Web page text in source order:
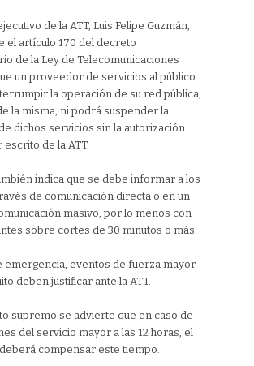
de la ATT, Luis Felipe Guzmán,
el artículo 170 del decreto
de la Ley de Telecomunicaciones
un proveedor de servicios al público
la operación de su red pública,
la misma, ni podrá suspender la
dichos servicios sin la autorización
de la ATT.
indica que se debe informar a los
de comunicación directa o en un
masivo, por lo menos con
sobre cortes de 30 minutos o más.
emergencia, eventos de fuerza mayor
deben justificar ante la ATT.
supremo se advierte que en caso de
del servicio mayor a las 12 horas, el
compensar este tiempo.